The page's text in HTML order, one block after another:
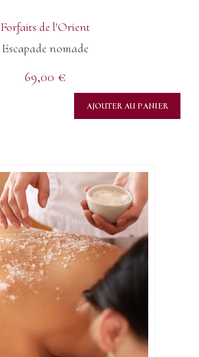
Forfaits de l'Orient
Escapade nomade
69,00 €
AJOUTER AU PANIER